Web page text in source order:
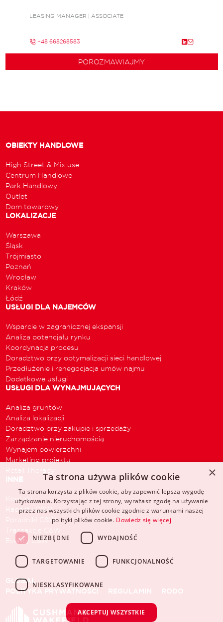
LEASING MANAGER | ASSOCIATE
+48 668268583
POROZMAWIAJMY
OBIEKTY HANDLOWE
High Street & Mix use
Centrum Handlowe
Park Handlowy
Outlet
Dom towarowy
LOKALIZACJE
Warszawa
Śląsk
Trójmiasto
Poznań
Wrocław
Kraków
Łódź
USŁUGI DLA NAJEMCÓW
Wsparcie w zagranicznej ekspansji
Analiza potencjału rynku
Koordynacja procesu
Doradztwo przy optymalizacji sieci handlowej
Przedłużenie i renegocjacja umów najmu
Dodatkowe usługi
USŁUGI DLA WYNAJMUJĄCYCH
Analiza gruntów
Analiza lokalizacji
Doradztwo przy zakupie i sprzedaży
Zarządzanie nieruchomością
Wynajem powierzchni
Marketing projektu
Retail Therapy
INNE
Kontakt
Raporty C&W
Poradniki C&W
Transakcje C&W
Eventy C&W
GLOBAL
POLITYKA PRYWATNOŚCI
REGULAMIN RODO
×
Ta strona używa plików cookie
Ta strona korzysta z plików cookie, aby zapewnić lepszą wygodę
użytkowania. Korzystając z tej strony, wyrażasz zgodę na używanie
przez nas wszystkich plików cookie zgodnie z warunkami naszej
polityki plików cookie. Dowiedz się więcej
NIEZBĘDNE WYDAJNOŚĆ
TARGETOWANIE FUNKCJONALNOŚĆ
NIESKLASYFIKOWANE
AKCEPTUJ WSZYSTKIE